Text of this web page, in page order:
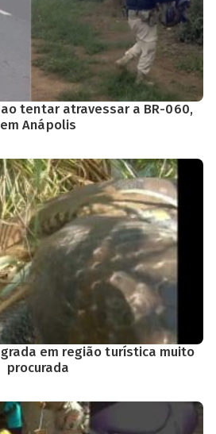
tentar atravessar a BR-060,
em Anápolis
em região turística muito
procurada